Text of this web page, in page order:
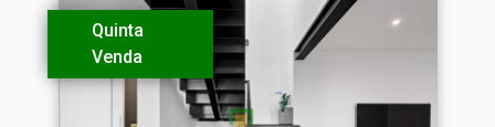
Quinta
Venda